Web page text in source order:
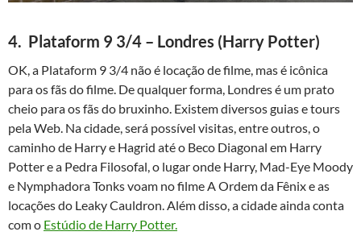
4. Plataform 9 3/4 – Londres (Harry Potter)
OK, a Plataform 9 3/4 não é locação de filme, mas é icônica
para os fãs do filme. De qualquer forma, Londres é um prato
cheio para os fãs do bruxinho. Existem diversos guias e tours
pela Web. Na cidade, será possível visitas, entre outros, o
caminho de Harry e Hagrid até o Beco Diagonal em Harry
Potter e a Pedra Filosofal, o lugar onde Harry, Mad-Eye Moody
e Nymphadora Tonks voam no filme A Ordem da Fênix e as
locações do Leaky Cauldron. Além disso, a cidade ainda conta
com o Estúdio de Harry Potter.